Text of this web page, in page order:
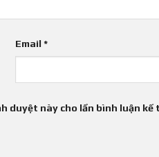
Email*
này cho lần bình luận kế